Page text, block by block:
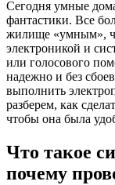
Сегодня умные
фантастики. Все
жилище «умным»,
электроникой и
или голосового
надежно и без
выполнить
разберем, как
чтобы она была
Что такое
почему